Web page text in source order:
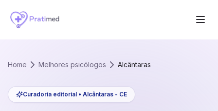
Home Melhores psicólogos Alcântaras
Curadoria editorial • Alcântaras - CE